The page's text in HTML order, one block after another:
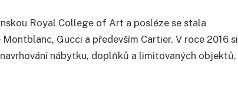
Royal College of Art a posléze se stala
Gucci a především Cartier. V roce 2016 si
nábytku, doplňků a limitovaných objektů,